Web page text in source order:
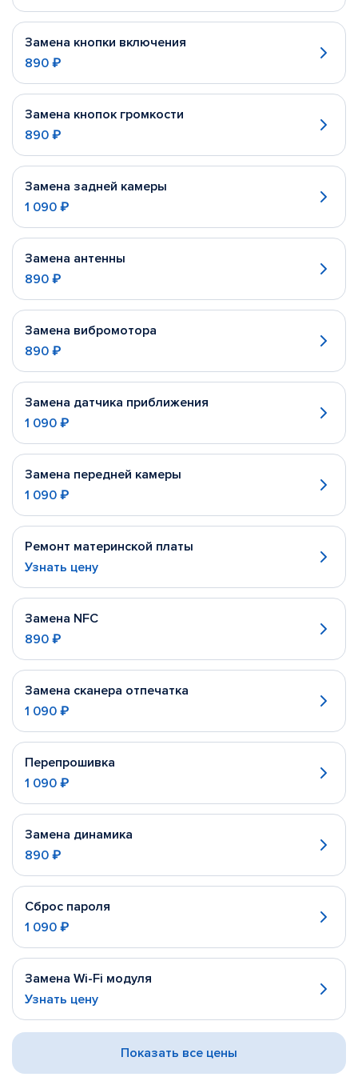
Замена кнопки включения
890 ₽
Замена кнопок громкости
890 ₽
Замена задней камеры
1 090 ₽
Замена антенны
890 ₽
Замена вибромотора
890 ₽
Замена датчика приближения
1 090 ₽
Замена передней камеры
1 090 ₽
Ремонт материнской платы
Узнать цену
Замена NFC
890 ₽
Замена сканера отпечатка
1 090 ₽
Перепрошивка
1 090 ₽
Замена динамика
890 ₽
Сброс пароля
1 090 ₽
Замена Wi-Fi модуля
Узнать цену
Показать все цены